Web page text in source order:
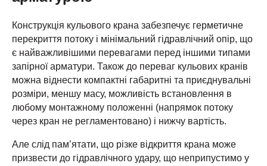
Конструкція кульового крана забезпечує герметичне
перекриття потоку і мінімальний гідравлічний опір, що
є найважливішими перевагами перед іншими типами
запірної арматури. Також до переваг кульових кранів
можна віднести компактні габаритні та приєднувальні
розміри, меншу масу, можливість встановлення в
любому монтажному положенні (напрямок потоку
через кран не регламентовано) і нижчу вартість.
Але слід пам’ятати, що різке відкриття крана може
призвести до гідравлічного удару, що неприпустимо у